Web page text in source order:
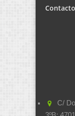
Contacto
C/